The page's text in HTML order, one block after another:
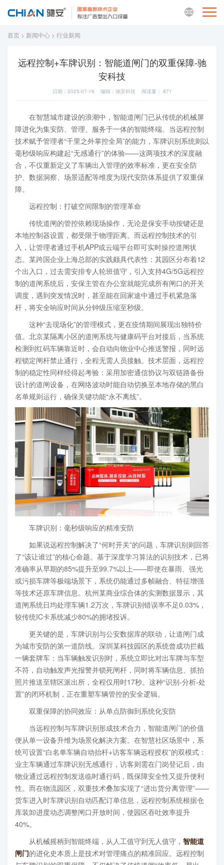
首页 > 新闻中心 > 行业新闻
远程控制+车牌识别：智能道闸门的双重保障-驰
安科技
日期：2025-07-16 编辑：驰安科技 阅读量： 871
在智慧城市建设的浪潮中，智能道闸门已从传统的机械屏
障进化为集安防、管理、服务于一体的智能终端。当远程控制
技术赋予管理者“千里之外掌控全局”的能力，车牌识别系统则以
毫秒级响应构建起“无感通行”的体验——这两项技术的深度融
合，不仅重新定义了车辆出入管理的效率标准，更在安全防
护、数据洞察、场景适配等维度为现代安防体系提供了双重保
障。
远程控制：打破空间限制的管理革命
传统道闸的管控依赖现场操作，无论是保安手动按键还是
本地控制器设置，都受限于物理距离。而远程控制技术的引
入，让管理者通过手机APP或云端平台即可实时操控道闸状
态。某跨国企业上海总部的实践颇具代表性：其园区分布着12
个出入口，过去需安排专人轮班值守，引入支持4G/5G远程控
制的道闸系统后，安保主管在办公室就能完成所有闸口的开关
调度，遇到突发情况时，甚至能在回家途中通过手机紧急落
杆，将安全响应时间从分钟级压缩至秒级。
这种“去现场化”的管理模式，更在疫情期间展现出独特价
值。北京某隔离小区的道闸系统与健康码平台对接后，当系统
检测到红码车辆靠近时，会自动向物业中心推送警报，同时远
程锁定闸杆禁止通行，全程无需人员接触。技术层面，远程控
制的稳定性同样经得起考验：采用加密通信协议与双链路备份
设计的道闸设备，在网络波动时能自动切换至本地存储的黑白
名单规则运行，确保关键功能“永不离线”。
车牌识别：毫秒级响应的精准安防
如果说远程控制解决了“何时开关”的问题，车牌识别则回答
了“该让谁过”的核心命题。基于深度学习算法的识别技术，已将
准确率从早期的85%提升至99.7%以上——即使在暴雨、强光
或污损车牌等极端场景下，系统仍能通过多帧融合、特征增强
等技术还原车牌信息。杭州某商业综合体的实测数据显示，其
道闸系统日均处理车辆1.2万次，车牌识别错误率不足0.03%，
较传统IC卡系统减少80%的拥堵投诉。
更关键的是，车牌识别与公安数据库的联动，让道闸门成
为城市安防的第一道防线。深圳某科技园区的系统曾成功拦截
一辆套牌车：当车辆触发识别时，系统立即比对出车牌与车型
不符，自动触发声光报警并锁死闸杆，同时将车辆信息、抓拍
照片推送至辖区派出所，全程仅用时17秒。这种“识别-分析-处
置”的闭环机制，正在重塑车辆管控的安全逻辑。
双重保障的协同效应：从单点防御到系统化安防
当远程控制与车牌识别形成技术合力，智能道闸门的价值
便从单一设备升维为场景化解决方案。在智慧社区场景中，系
统可设置“白名单车辆自动抬杆+访客车辆远程授权”的双模式：
业主车辆通过车牌识别无感通行，访客则需在门岗登记后，由
物业通过远程控制发送临时通行码，既保障安全性又提升便利
性。而在物流园区，双重技术叠加实现了“进出货分离管理”——
货车进入时车牌识别自动匹配订单信息，远程控制系统根据仓
库装卸进度动态调整闸口开放时间，使园区吞吐效率提升
40%。
从机械摇柄到智能终端，从人工值守到无人值守， 智能道
闸门的进化史本质上是技术对管理痛点的精准回应。远程控制